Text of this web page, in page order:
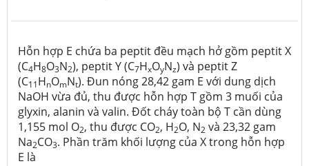
Hỗn hợp E chứa ba peptit đều mạch hở gồm peptit X
(C4H8O3N2), peptit Y (C7HxOyNz) và peptit Z
(C11HnOmNt). Đun nóng 28,42 gam E với dung dịch
NaOH vừa đủ, thu được hỗn hợp T gồm 3 muối của
glyxin, alanin và valin. Đốt cháy toàn bộ T cần dùng
1,155 mol O2, thu được CO2, H2O, N2 và 23,32 gam
Na2CO3. Phần trăm khối lượng của X trong hỗn hợp
E là